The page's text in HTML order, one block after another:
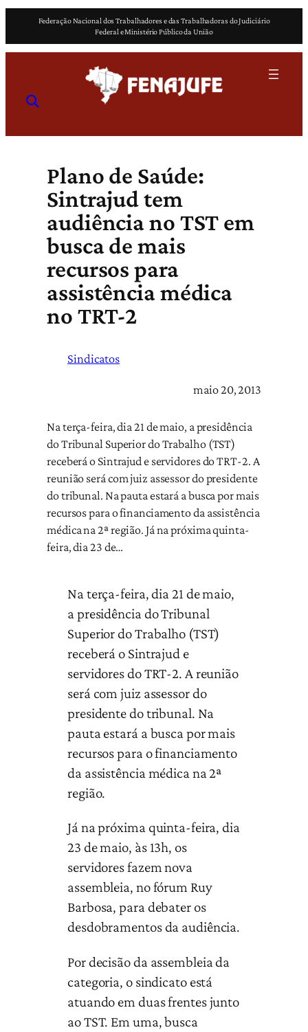
o
Federação Nacional dos Trabalhadores e das Trabalhadoras do Judiciário
Federal e Ministério Público da União
Plano de Saúde:
Sintrajud tem
audiência no TST em
busca de mais
recursos para
assistência médica
no TRT-2
Sindicatos
maio 20, 2013
Na terça-feira, dia 21 de maio, a presidência
do Tribunal Superior do Trabalho (TST)
receberá o Sintrajud e servidores do TRT-2. A
reunião será com juiz assessor do presidente
do tribunal. Na pauta estará a busca por mais
recursos para o financiamento da assistência
médica na 2ª região. Já na próxima quinta-
feira, dia 23 de…
Na terça-feira, dia 21 de maio,
a presidência do Tribunal
Superior do Trabalho (TST)
receberá o Sintrajud e
servidores do TRT-2. A reunião
será com juiz assessor do
presidente do tribunal. Na
pauta estará a busca por mais
recursos para o financiamento
da assistência médica na 2ª
região.
Já na próxima quinta-feira, dia
23 de maio, às 13h, os
servidores fazem nova
assembleia, no fórum Ruy
Barbosa, para debater os
desdobramentos da audiência.
Por decisão da assembleia da
categoria, o sindicato está
atuando em duas frentes junto
ao TST. Em uma, busca